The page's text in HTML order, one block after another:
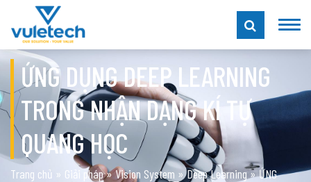
ỨNG DỤNG DEEP LEARNING
TRONG NHẬN DẠNG KÍ TỰ
QUANG HỌC
Trang chủ » Giải pháp»Vision System »Deep Learning»ỨNG